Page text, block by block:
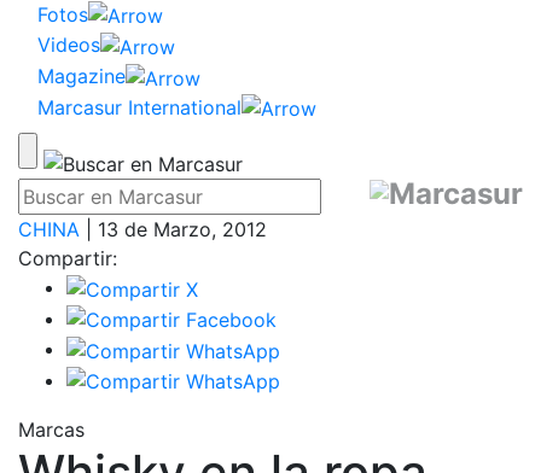
Fotos
Videos
Magazine
Marcasur International
CHINA | 13 de Marzo, 2012
Compartir:
Marcas